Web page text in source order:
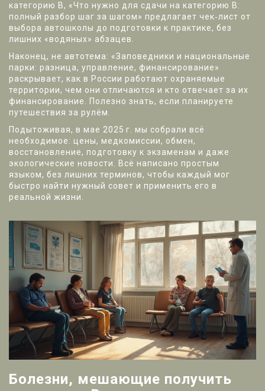
категорию В, «Что нужно для сдачи на категорию В:
полный разбор шаг за шагом» предлагает чек‑лист от
выбора автошколы до подготовки к практике, без
лишних «водяных» абзацев.
Наконец, не автотема: «Заповедники и национальные
парки: разница, управление, финансирование»
раскрывает, как в России работают охраняемые
территории, чем они отличаются и кто отвечает за их
финансирование. Полезно знать, если планируете
путешествия за рулём.
Подытоживая, в мае 2025 г. мы собрали всё
необходимое: цены, медкомиссии, обмен,
восстановление, подготовку к экзаменам и даже
экологические новости. Всё написано простым
языком, без лишних терминов, чтобы каждый мог
быстро найти нужный совет и применить его в
реальной жизни.
Болезни, мешающие получить